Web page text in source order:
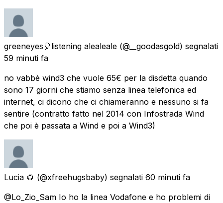
greeneyes🎈listening alealeale (@__goodasgold) segnalati
59 minuti fa
no vabbè wind3 che vuole 65€ per la disdetta quando
sono 17 giorni che stiamo senza linea telefonica ed
internet, ci dicono che ci chiameranno e nessuno si fa
sentire (contratto fatto nel 2014 con Infostrada Wind
che poi è passata a Wind e poi a Wind3)
Lucia 🌻 (@xfreehugsbaby) segnalati 60 minuti fa
@Lo_Zio_Sam Io ho la linea Vodafone e ho problemi di